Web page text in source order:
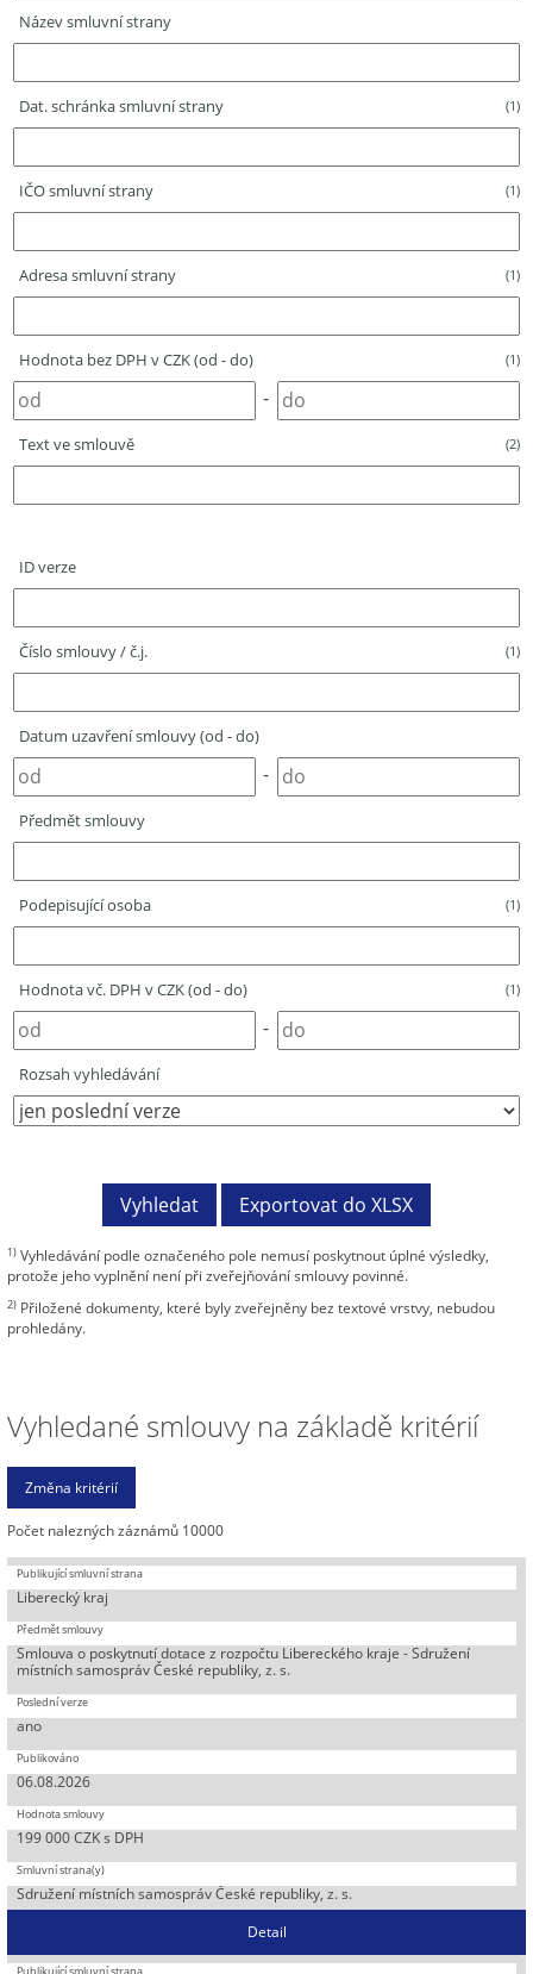
Název smluvní strany
Dat. schránka smluvní strany (1)
IČO smluvní strany (1)
Adresa smluvní strany (1)
Hodnota bez DPH v CZK (od - do) (1)
-
Text ve smlouvě (2)
ID verze
Číslo smlouvy / č.j. (1)
Datum uzavření smlouvy (od - do)
-
Předmět smlouvy
Podepisující osoba (1)
Hodnota vč. DPH v CZK (od - do) (1)
-
Rozsah vyhledávání
1) Vyhledávání podle označeného pole nemusí poskytnout úplné výsledky,
protože jeho vyplnění není při zveřejňování smlouvy povinné.
2) Přiložené dokumenty, které byly zveřejněny bez textové vrstvy, nebudou
prohledány.
Vyhledané smlouvy na základě kritérií
Počet nalezných záznámů 10000
Liberecký kraj
Smlouva o poskytnutí dotace z rozpočtu Libereckého kraje - Sdružení
místních samospráv České republiky, z. s.
ano
06.08.2026
199 000 CZK s DPH
Sdružení místních samospráv České republiky, z. s.
Detail